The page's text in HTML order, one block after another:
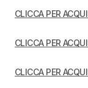
CLICCA PER
CLICCA PER
CLICCA PER